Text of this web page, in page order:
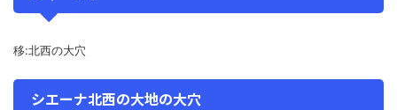
移:北西の大穴
シエーナ北西の大地の大穴